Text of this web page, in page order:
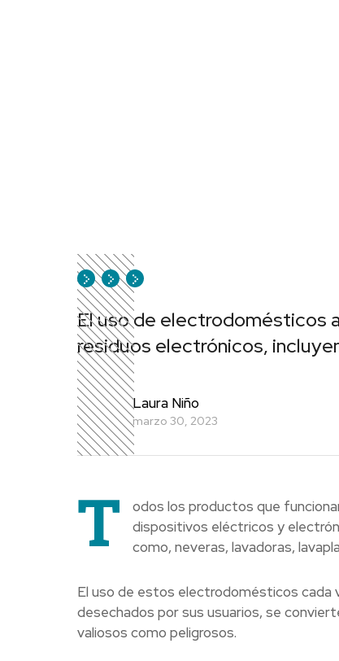
El uso de electrodomésticos
residuos electrónicos,
Laura Niño
marzo 30, 2023
T
odos los productos que
dispositivos eléctricos y
como, neveras, lavadoras,
El uso de estos electrodomésticos cada
desechados por sus usuarios, se
valiosos como peligrosos.